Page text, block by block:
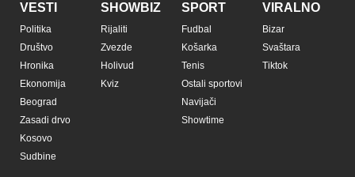
VESTI
Politika
Društvo
Hronika
Ekonomija
Beograd
Zasadi drvo
Kosovo
Sudbine
SHOWBIZ
Rijaliti
Zvezde
Holivud
Kviz
SPORT
Fudbal
Košarka
Tenis
Ostali sportovi
Navijači
Showtime
VIRALNO
Bizar
Svaštara
Tiktok